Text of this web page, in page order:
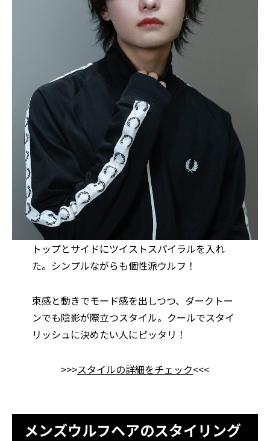
トップとサイドにツイストスパイラルを入れ
た。シンプルながらも個性派ウルフ！
束感と動きでモード感を出しつつ、ダークトー
ンでも陰影が際立つスタイル。クールでスタイ
リッシュに決めたい人にピッタリ！
>>>スタイルの詳細をチェック<<<
メンズウルフヘアのスタイリング